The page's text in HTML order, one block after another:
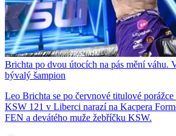
Brichta po dvou útocích na pás mění váhu.
bývalý šampion
Leo Brichta se po červnové titulové
KSW 121 v Liberci narazí na Kacpera
FEN a devátého muže žebříčku KSW.